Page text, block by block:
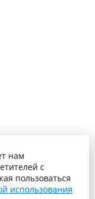
нам
с
пользоваться
использования